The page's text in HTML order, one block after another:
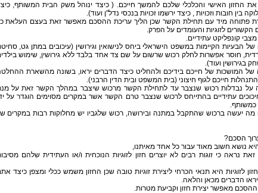
את החזון האישי והכלכלי שלכם להמשך חייכם. ( כיצד ינוהל משק הבית המשותף,
בין חובות וזכויות , כיצד ירשמו זכויות בנכסי נדל"ן ועוד).
פתוחה מיד עם תחילת הקשר שכן הליך עריכת ההסכם מאפשר זאת בעצם העלאת
הקשורים לזוגיות והעומדים על הפרק.
קונפליקט עתידיים.
של הבעיות הקיימות במשפט הישראלי ביחס לנישואין וגירושין (עיכובים במתן גט,
חוסר אפשרות לחלק רכוש שרשום על שם צד אחד בלבד ללא גירושין, שימוש
בגירושין ועוד).
של המושכות של חייכם בידיכם ולהחליט כיצד הדברים יראו, בשונה מהשארת
חייכם לגוף חיצוני (בית המשפט ובית הדין הרבני).
על נבדלות רכוש שנצבר עד לתחילת הקשר מרכוש שיצבר במהלך הקשר זאת על
עתידיים בהתייחס לרכוש שנצבר טרם הקשר אשר במקרים מסוימים הוגדר על
מה יעשה ברכוש שהתקבל במתנה ובירושה, רכוש שלגביו יש מחלוקות רבות במקרים
הסכם?
היא נושא חשוב מאוד עבור כל אחד מאיתנו,
נראה כי זוגות רבים לא יוצרים חזון לזוגיות הנוכחית ו/או העתידית שלהם
לזוגיות היא תנאי הכרחי ליצירת זוגיות טובה שכן החזון משמש ככלי ומצפן כיצד
הדברים מכאן והלאה.
ההסכם מאפשר יצירת חזון וקביעת מטרות.